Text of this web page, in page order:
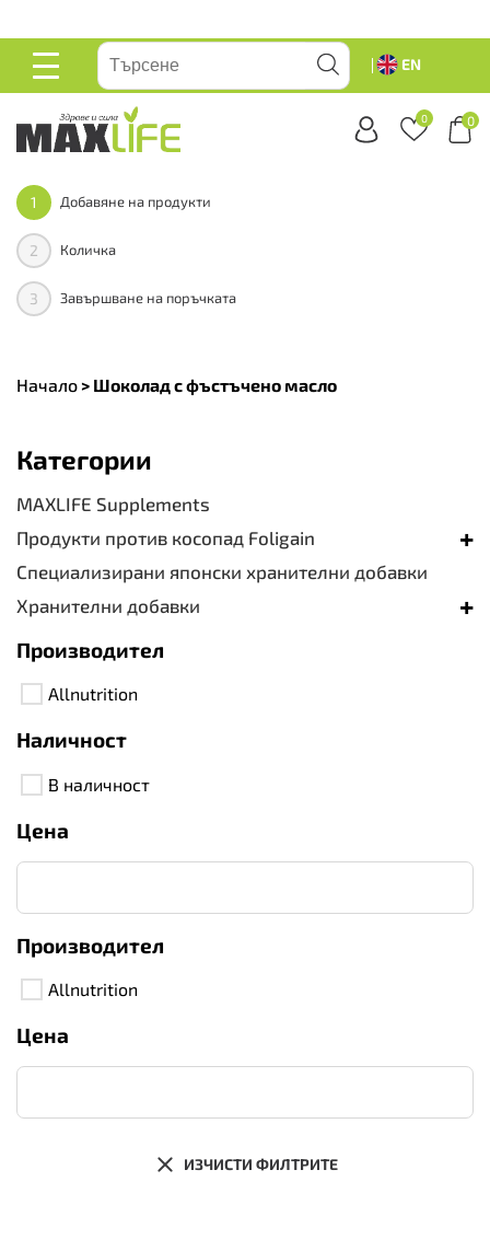
ОСНОВНО
EN
0 0
1 Добавяне на продукти
2 Количка
3 Завършване на поръчката
Начало > Шоколад с фъстъчено масло
Категории
MAXLIFE Supplements
Продукти против косопад Foligain
+
Специализирани японски хранителни добавки
Хранителни добавки
+
Производител
Allnutrition
Наличност
В наличност
Цена
Производител
Allnutrition
Цена
ИЗЧИСТИ ФИЛТРИТЕ